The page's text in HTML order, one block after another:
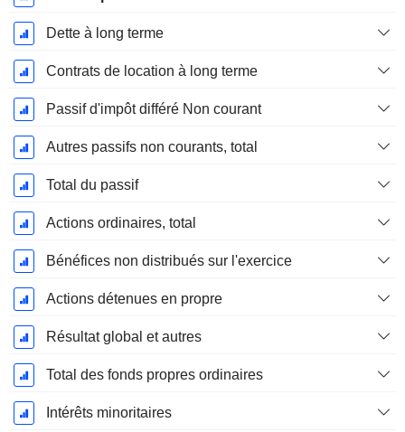
Dette à long terme
Contrats de location à long terme
Passif d'impôt différé Non courant
Autres passifs non courants, total
Total du passif
Actions ordinaires, total
Bénéfices non distribués sur l'exercice
Actions détenues en propre
Résultat global et autres
Total des fonds propres ordinaires
Intérêts minoritaires